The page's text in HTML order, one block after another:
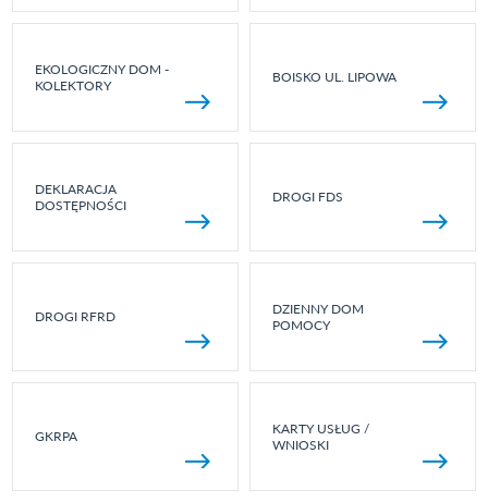
EKOLOGICZNY DOM -
KOLEKTORY
BOISKO UL. LIPOWA
DEKLARACJA
DOSTĘPNOŚCI
DROGI FDS
DROGI RFRD
DZIENNY DOM
POMOCY
GKRPA
KARTY USŁUG /
WNIOSKI